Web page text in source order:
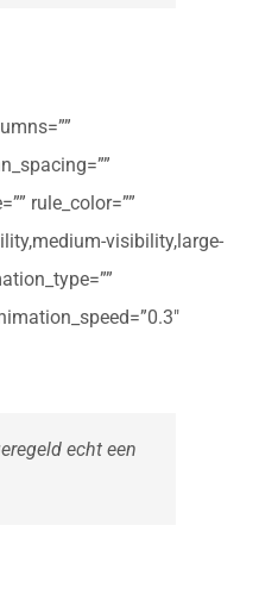
rule_color=””
visibility,large-
echt een